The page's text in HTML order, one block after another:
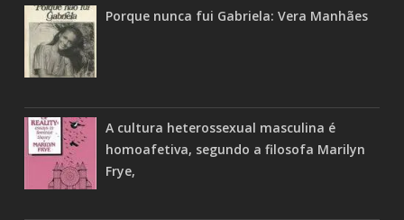
Porque nunca fui Gabriela: Vera Manhães
A cultura heterossexual masculina é
homoafetiva, segundo a filosofa Marilyn
Frye,